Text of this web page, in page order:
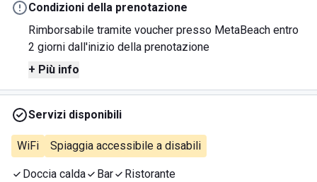
Condizioni della prenotazione
Rimborsabile tramite voucher presso MetaBeach entro
2 giorni dall'inizio della prenotazione
+ Più info
Servizi disponibili
WiFi Spiaggia accessibile a disabili
Doccia calda Bar Ristorante